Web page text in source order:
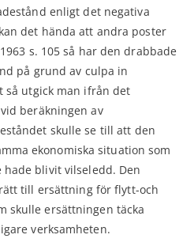
enligt det negativa
det hända att andra poster
s. 105 så har den drabbade
på grund av culpa in
så utgick man ifrån det
beräkningen av
skulle se till att den
ekonomiska situation som
blivit vilseledd. Den
till ersättning för flytt-och
skulle ersättningen täcka
verksamheten.